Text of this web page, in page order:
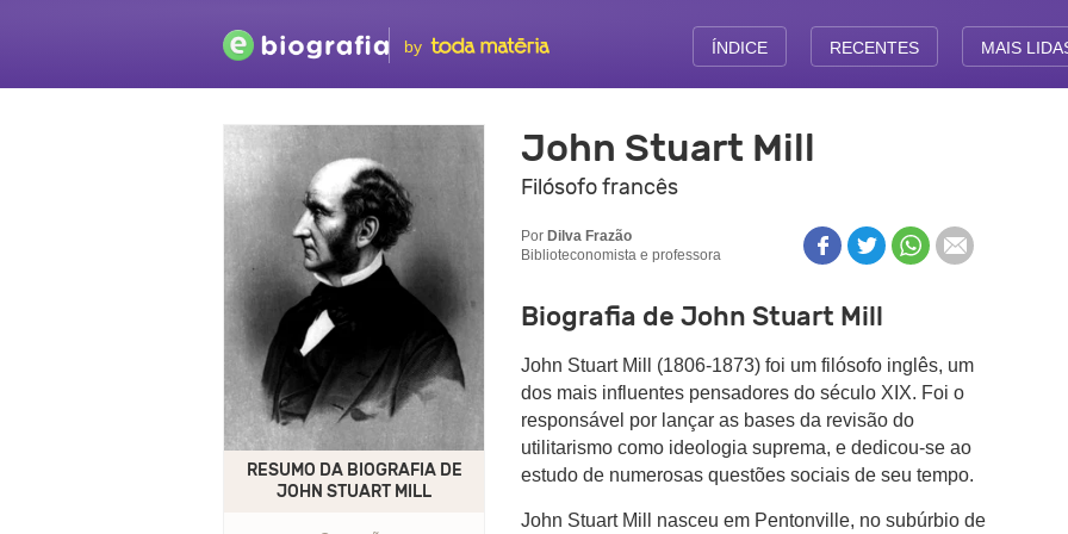
by ÍNDICE RECENTES MAIS
John Stuart Mill
Filósofo francês
Por Dilva Frazão
Biblioteconomista e professora
Biografia de John Stuart Mill
John Stuart Mill (1806-1873) foi um filósofo inglês, um
dos mais influentes pensadores do século XIX. Foi o
responsável por lançar as bases da revisão do
utilitarismo como ideologia suprema, e dedicou-se ao
estudo de numerosas questões sociais de seu tempo.
John Stuart Mill nasceu em Pentonville, no subúrbio de
RESUMO DA BIOGRAFIA DE
JOHN STUART MILL